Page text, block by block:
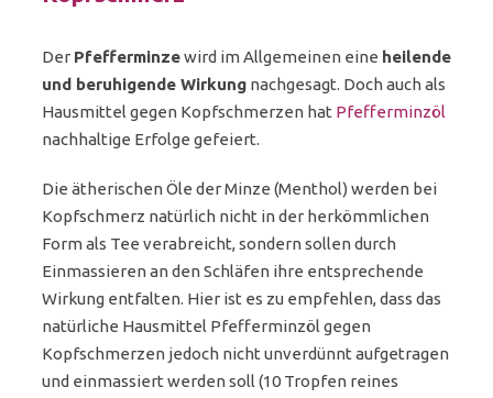
Der Pfefferminzewird im Allgemeinen eine heilende
und beruhigende Wirkung nachgesagt. Doch auch als
Hausmittel gegen Kopfschmerzen hat Pfefferminzöl
nachhaltige Erfolge gefeiert.
Die ätherischen Öle der Minze (Menthol) werden bei
Kopfschmerz natürlich nicht in der herkömmlichen
Form als Tee verabreicht, sondern sollen durch
Einmassieren an den Schläfen ihre entsprechende
Wirkung entfalten. Hier ist es zu empfehlen, dass das
natürliche Hausmittel Pfefferminzöl gegen
Kopfschmerzen jedoch nicht unverdünnt aufgetragen
und einmassiert werden soll (10 Tropfen reines